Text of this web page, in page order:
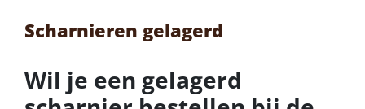
Scharnieren gelagerd
Wil je een gelagerd